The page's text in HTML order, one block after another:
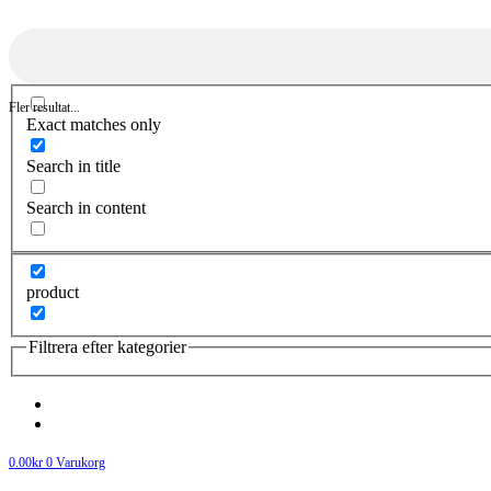
Fler resultat...
Exact matches only
Search in title
Search in content
product
Filtrera efter kategorier
0.00kr 0 Varukorg